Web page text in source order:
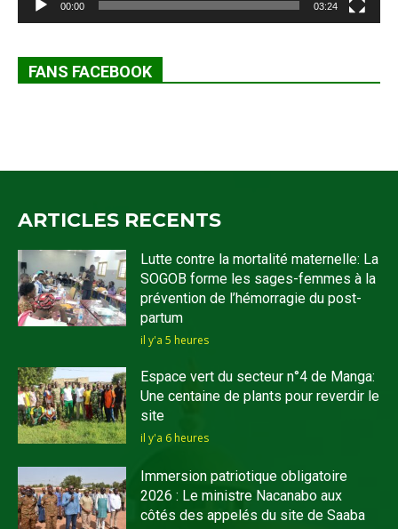
00:00 03:24
FANS FACEBOOK
ARTICLES RECENTS
Lutte contre la mortalité maternelle: La
SOGOB forme les sages-femmes à la
prévention de l’hémorragie du post-
partum
il y'a 5 heures
Espace vert du secteur n°4 de Manga:
Une centaine de plants pour reverdir le
site
il y'a 6 heures
Immersion patriotique obligatoire
2026 : Le ministre Nacanabo aux
côtés des appelés du site de Saaba